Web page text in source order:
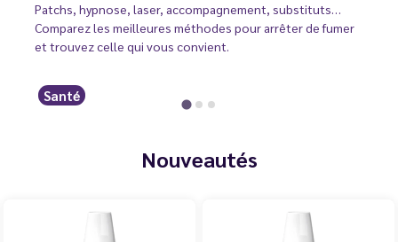
Patchs, hypnose, laser, accompagnement, substituts…
Comparez les meilleures méthodes pour arrêter de fumer
et trouvez celle qui vous convient.
Santé
Nouveautés